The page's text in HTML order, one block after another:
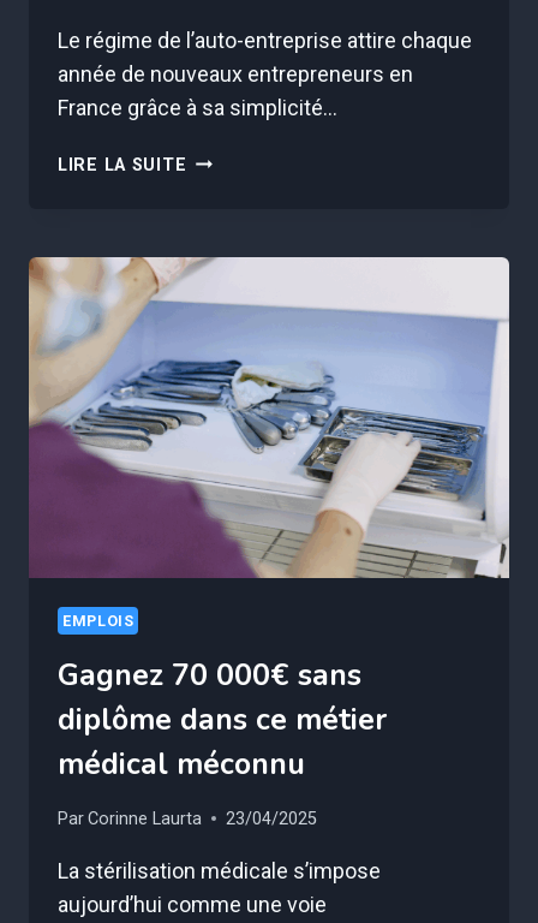
Le régime de l’auto-entreprise attire chaque
année de nouveaux entrepreneurs en
France grâce à sa simplicité…
LIRE LA SUITE CES
INTERDITES
EN
EMPLOIS
Gagnez 70 000€ sans
diplôme dans ce métier
médical méconnu
ParCorinne Laurta 23/04/2025
La stérilisation médicale s’impose
aujourd’hui comme une voie